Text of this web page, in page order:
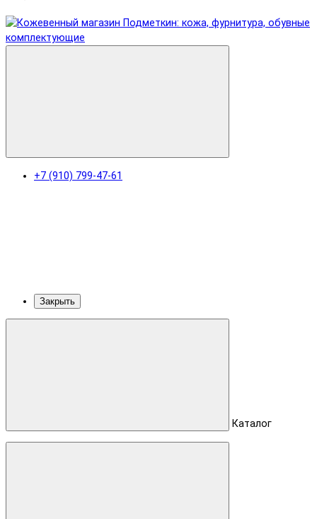
+7 (910) 799-47-61
Закрыть
Каталог